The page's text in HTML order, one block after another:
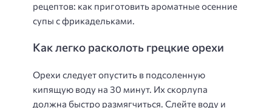
рецептов: как приготовить ароматные осенние
супы с фрикадельками.
Как легко расколоть грецкие орехи
Орехи следует опустить в подсоленную
кипящую воду на 30 минут. Их скорлупа
должна быстро размягчиться. Слейте воду и